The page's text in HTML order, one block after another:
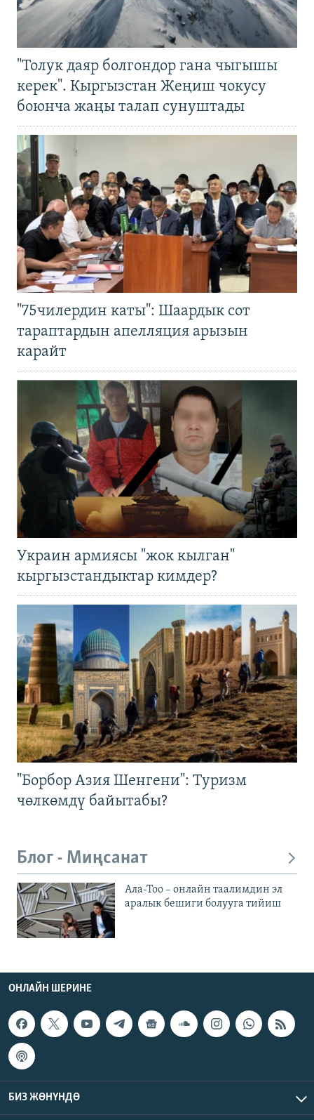
"Толук даяр болгондор гана чыгышы
керек". Кыргызстан Жеңиш чокусу
боюнча жаңы талап сунуштады
"75чилердин каты": Шаардык сот
тараптардын апелляция арызын
карайт
Украин армиясы "жок кылган"
кыргызстандыктар кимдер?
"Борбор Азия Шенгени": Туризм
чөлкөмдү байытабы?
Блог - Миңсанат
Ала-Тоо – онлайн таалимдин эл
аралык бешиги болууга тийиш
ОНЛАЙН ШЕРИНЕ
БИЗ ЖӨНҮНДӨ